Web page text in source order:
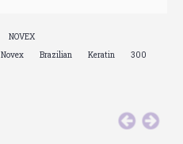
NOVEX
Novex Brazilian Keratin 300